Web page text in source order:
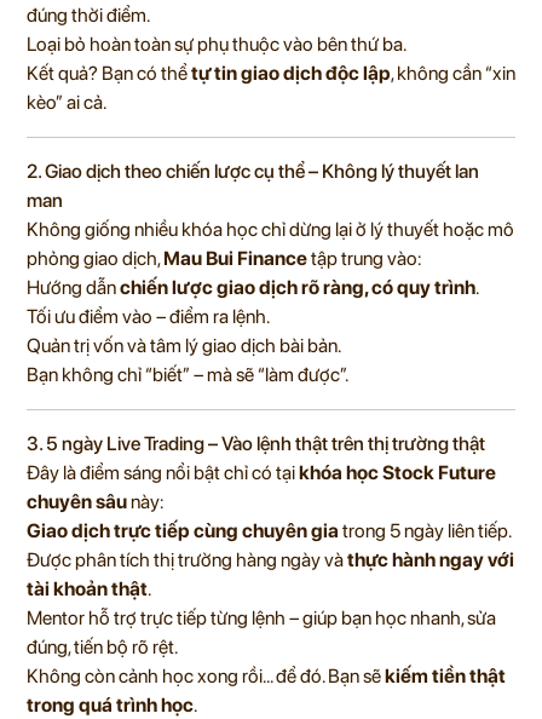
đúng thời điểm.
Loại bỏ hoàn toàn sự phụ thuộc vào bên thứ ba.
Kết quả? Bạn có thểtự tin giao dịch độc lập, không cần “xin
kèo” ai cả.
2. Giao dịch theo chiến lược cụ thể – Không lý thuyết lan
man
Không giống nhiều khóa học chỉ dừng lại ở lý thuyết hoặc mô
phỏng giao dịch,Mau Bui Financetập trung vào:
Hướng dẫnchiến lược giao dịch rõ ràng, có quy trình.
Tối ưu điểm vào – điểm ra lệnh.
Quản trị vốn và tâm lý giao dịch bài bản.
Bạn không chỉ “biết” – mà sẽ “làm được”.
3. 5 ngày Live Trading – Vào lệnh thật trên thị trường thật
Đây là điểm sáng nổi bật chỉ có tạikhóa học Stock Future
chuyên sâunày:
Giao dịch trực tiếp cùng chuyên gia trong 5 ngày liên tiếp.
Được phân tích thị trường hàng ngày vàthực hành ngay với
tài khoản thật.
Mentor hỗ trợ trực tiếp từng lệnh – giúp bạn học nhanh, sửa
đúng, tiến bộ rõ rệt.
Không còn cảnh học xong rồi… để đó. Bạn sẽkiếm tiền thật
trong quá trình học.